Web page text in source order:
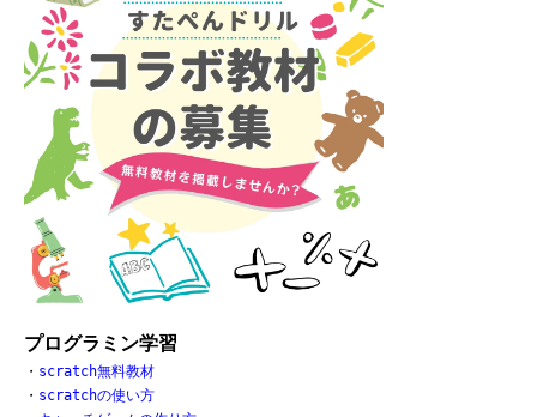
プログラミン学習
・ scratch無料教材
・ scratchの使い方